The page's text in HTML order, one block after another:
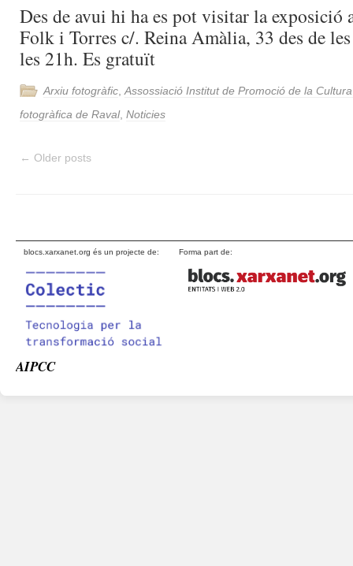
Des de avui hi ha es pot visitar la exposició
Folk i Torres c/. Reina Amàlia, 33 des de
les 21h. Es gratuït
Arxiu fotogràfic Assossiació Institut de Promoció de la
fotogràfica de Raval, Noticies
← Older posts
blocs.xarxanet.org és un projecte de: Forma part de:
AIPCC